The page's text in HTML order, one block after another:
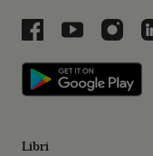
Libri aLibri aLibri
Libri